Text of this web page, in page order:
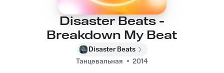
Disaster Beats -
Breakdown My Beat
Disaster Beats
Танцевальная
2014